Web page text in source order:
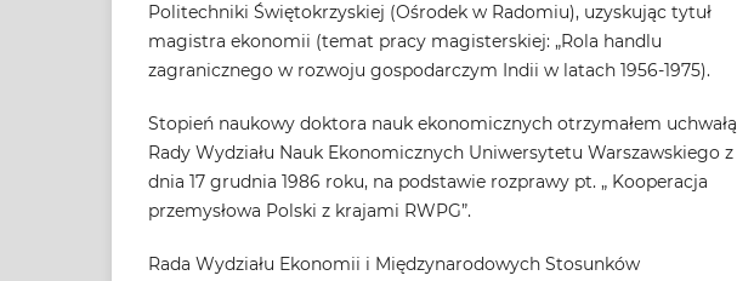
Politechniki Świętokrzyskiej (Ośrodek w Radomiu), uzyskując tytuł
magistra ekonomii (temat pracy magisterskiej: „Rola handlu
zagranicznego w rozwoju gospodarczym Indii w latach 1956-1975).
Stopień naukowy doktora nauk ekonomicznych otrzymałem uchwałą
Rady Wydziału Nauk Ekonomicznych Uniwersytetu Warszawskiego z
dnia 17 grudnia 1986 roku, na podstawie rozprawy pt. „ Kooperacja
przemysłowa Polski z krajami RWPG”.
Rada Wydziału Ekonomii i Międzynarodowych Stosunków